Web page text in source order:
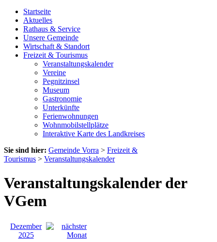
Startseite
Aktuelles
Rathaus & Service
Unsere Gemeinde
Wirtschaft & Standort
Freizeit & Tourismus
Veranstaltungskalender
Vereine
Pegnitzinsel
Museum
Gastronomie
Unterkünfte
Ferienwohnungen
Wohnmobilstellplätze
Interaktive Karte des Landkreises
Sie sind hier: Gemeinde Vorra > Freizeit &
Tourismus > Veranstaltungskalender
Veranstaltungskalender der
VGem
Dezember
2025